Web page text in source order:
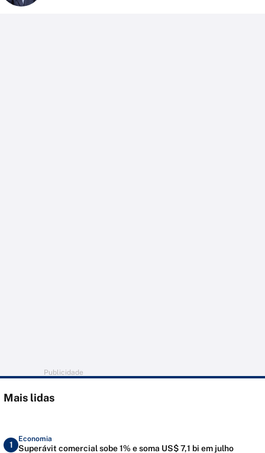
Publicidade
Mais lidas
1
Economia
Superávit comercial sobe 1% e soma US$ 7,1 bi em julho